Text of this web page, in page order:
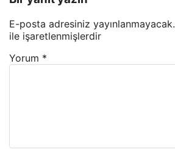
E-posta adresiniz yayınlanmayacak.
ile işaretlenmişlerdir
Yorum *